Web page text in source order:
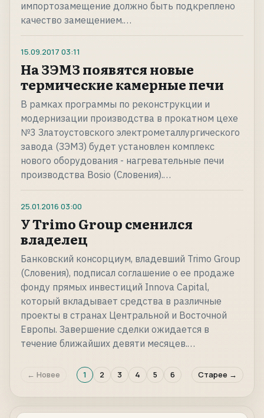
импортозамещение должно быть подкреплено
качество замещением.…
15.09.2017 03:11
На ЗЭМЗ появятся новые
термические камерные печи
В рамках программы по реконструкции и
модернизации производства в прокатном цехе
№3 Златоустовского электрометаллургического
завода (ЗЭМЗ) будет установлен комплекс
нового оборудования - нагревательные печи
производства Bosio (Словения).…
25.01.2016 03:00
У Trimo Group сменился
владелец
Банковский консорциум, владевший Trimo Group
(Словения), подписал соглашение о ее продаже
фонду прямых инвестиций Innova Capital,
который вкладывает средства в различные
проекты в странах Центральной и Восточной
Европы. Завершение сделки ожидается в
течение ближайших девяти месяцев.…
← Новее 1 2 3 4 5 6 Старее →